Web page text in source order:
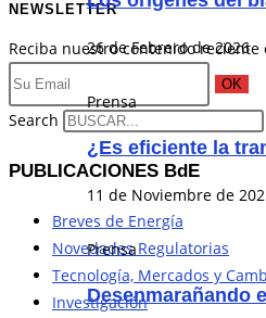
26 de Febrero de 2026
Prensa
¿Es eficiente la
11 de Noviembre de
Prensa
Desenmarañando
NEWSLETTER
Reciba nuestro contenido reciente
OK
Search
PUBLICACIONES BdE
Breves de Energía
Novedades Regulatorias
Tecnología, Mercados y
Investigación